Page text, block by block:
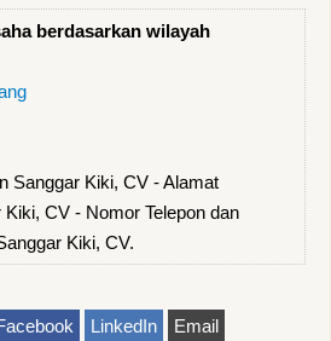
berdasarkan wilayah
Sanggar Kiki, CV - Alamat
CV - Nomor Telepon dan
Kiki, CV.
LinkedIn Email